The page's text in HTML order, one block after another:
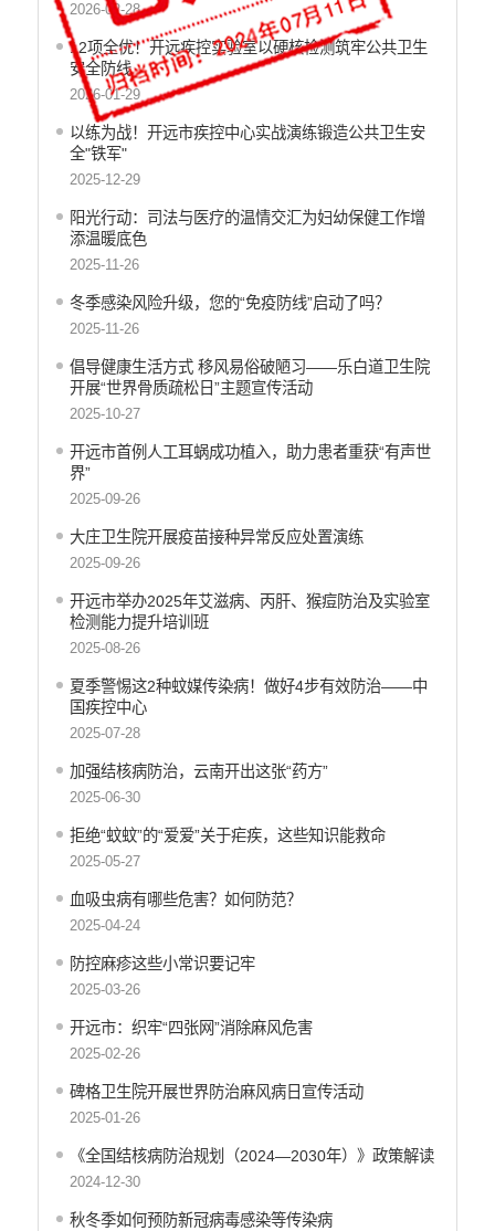
公共文化服务
涉农补贴
疫情防控
养老服务
社会救助信息
规划计划
重大决策预公开
生态环境
食品药品监管
义务教育
政府集中采购
环保督察
医疗卫生
行政许可
行政处罚和行政强制
乡村振兴工作信息公开
2026-02-28
12项全优！开远疾控实验室以硬核检测筑牢公共卫生
安全防线
2026-01-29
以练为战！开远市疾控中心实战演练锻造公共卫生安
全"铁军"‌
2025-12-29
阳光行动：司法与医疗的温情交汇为妇幼保健工作增
添温暖底色
2025-11-26
冬季感染风险升级，您的“免疫防线”启动了吗？
2025-11-26
倡导健康生活方式 移风易俗破陋习——乐白道卫生院
开展“世界骨质疏松日”主题宣传活动‌
2025-10-27
开远市首例人工耳蜗成功植入，助力患者重获“有声世
界”
2025-09-26
大庄卫生院开展疫苗接种异常反应处置演练
2025-09-26
开远市举办2025年艾滋病、丙肝、猴痘防治及实验室
检测能力提升培训班
2025-08-26
夏季警惕这2种蚊媒传染病！做好4步有效防治——中
国疾控中心
2025-07-28
加强结核病防治，云南开出这张“药方”
2025-06-30
拒绝“蚊蚊”的“爱爱”关于疟疾，这些知识能救命
2025-05-27
血吸虫病有哪些危害？如何防范？
2025-04-24
防控麻疹这些小常识要记牢
2025-03-26
开远市：织牢“四张网”消除麻风危害
2025-02-26
碑格卫生院开展世界防治麻风病日宣传活动
2025-01-26
《全国结核病防治规划（2024—2030年）》政策解读
2024-12-30
秋冬季如何预防新冠病毒感染等传染病